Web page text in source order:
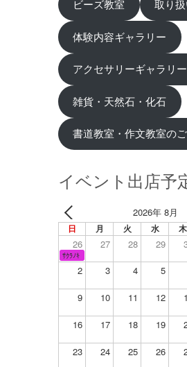
ビーズ教室 取り
体験内容ギャラリー
アクセサリーギャラリー
雑貨・天然石・化石
書道教室・作文教室の
イベント出店予
2026年 8月
日 月 火 水 木
26 27 28 29
ｻｸﾗﾉｷ
2 3 4 5
9 10 11 12
16 17 18 19
23 24 25 26